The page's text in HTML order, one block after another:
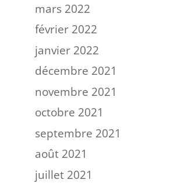
mars 2022
février 2022
janvier 2022
décembre 2021
novembre 2021
octobre 2021
septembre 2021
août 2021
juillet 2021